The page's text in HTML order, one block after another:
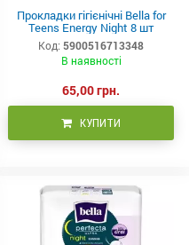
Прокладки гігієнічні Bella for
Teens Energy Night 8 шт
Код: 5900516713348
В наявності
65,00 грн.
КУПИТИ